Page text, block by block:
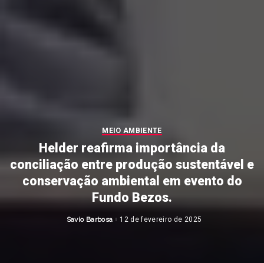
MEIO AMBIENTE
Helder reafirma importância da
conciliação entre produção sustentável e
conservação ambiental em evento do
Fundo Bezos.
Posted
Savio Barbosa 12 de fevereiro de 2025